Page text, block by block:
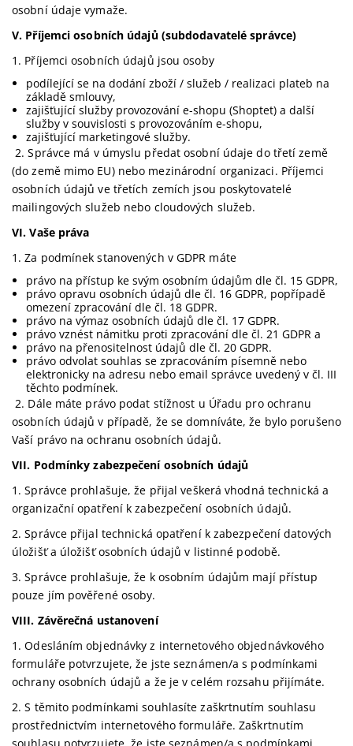
osobní údaje vymaže.
V. Příjemci osobních údajů (subdodavatelé správce)
1. Příjemci osobních údajů jsou osoby
podílející se na dodání zboží / služeb / realizaci plateb na
základě smlouvy,
zajišťující služby provozování e-shopu (Shoptet) a další
služby v souvislosti s provozováním e-shopu,
zajišťující marketingové služby.
2. Správce má v úmyslu předat osobní údaje do třetí země
(do země mimo EU) nebo mezinárodní organizaci. Příjemci
osobních údajů ve třetích zemích jsou poskytovatelé
mailingových služeb nebo cloudových služeb.
VI.Vaše práva
1. Za podmínek stanovených v GDPR máte
právo na přístup ke svým osobním údajům dle čl. 15 GDPR,
právo opravu osobních údajů dle čl. 16 GDPR, popřípadě
omezení zpracování dle čl. 18 GDPR.
právo na výmaz osobních údajů dle čl. 17 GDPR.
právo vznést námitku proti zpracování dle čl. 21 GDPR a
právo na přenositelnost údajů dle čl. 20 GDPR.
právo odvolat souhlas se zpracováním písemně nebo
elektronicky na adresu nebo email správce uvedený v čl. III
těchto podmínek.
2. Dále máte právo podat stížnost u Úřadu pro ochranu
osobních údajů v případě, že se domníváte, že bylo porušeno
Vaší právo na ochranu osobních údajů.
VII. Podmínky zabezpečení osobních údajů
1. Správce prohlašuje, že přijal veškerá vhodná technická a
organizační opatření k zabezpečení osobních údajů.
2. Správce přijal technická opatření k zabezpečení datových
úložišť a úložišť osobních údajů v listinné podobě.
3. Správce prohlašuje, že k osobním údajům mají přístup
pouze jím pověřené osoby.
VIII. Závěrečná ustanovení
1. Odesláním objednávky z internetového objednávkového
formuláře potvrzujete, že jste seznámen/a s podmínkami
ochrany osobních údajů a že je v celém rozsahu přijímáte.
2. S těmito podmínkami souhlasíte zaškrtnutím souhlasu
prostřednictvím internetového formuláře. Zaškrtnutím
souhlasu potvrzujete, že jste seznámen/a s podmínkami